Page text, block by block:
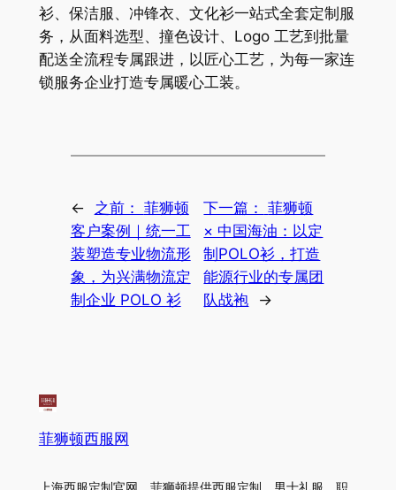
衫、保洁服、冲锋衣、文化衫一站式全套定制服
务，从面料选型、撞色设计、Logo 工艺到批量
配送全流程专属跟进，以匠心工艺，为每一家连
锁服务企业打造专属暖心工装。
← 之前： 菲狮顿
客户案例｜统一工
装塑造专业物流形
象，为兴满物流定
制企业 POLO 衫
下一篇：
菲狮顿
× 中国海油：以定
制POLO衫，打造
能源行业的专属团
队战袍
→
菲狮顿西服网